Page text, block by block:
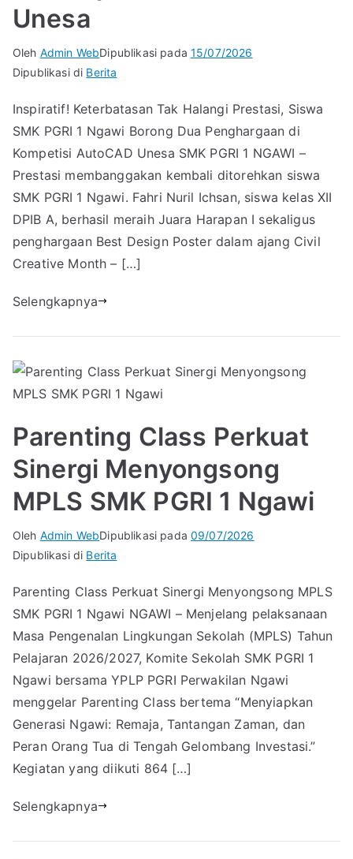
Unesa
Oleh Admin WebDipublikasi pada 15/07/2026
Dipublikasi di Berita
Inspiratif! Keterbatasan Tak Halangi Prestasi, Siswa
SMK PGRI 1 Ngawi Borong Dua Penghargaan di
Kompetisi AutoCAD Unesa SMK PGRI 1 NGAWI –
Prestasi membanggakan kembali ditorehkan siswa
SMK PGRI 1 Ngawi. Fahri Nuril Ichsan, siswa kelas XII
DPIB A, berhasil meraih Juara Harapan I sekaligus
penghargaan Best Design Poster dalam ajang Civil
Creative Month – […]
Selengkapnya
Parenting Class Perkuat
Sinergi Menyongsong
MPLS SMK PGRI 1 Ngawi
Oleh Admin WebDipublikasi pada 09/07/2026
Dipublikasi di Berita
Parenting Class Perkuat Sinergi Menyongsong MPLS
SMK PGRI 1 Ngawi NGAWI – Menjelang pelaksanaan
Masa Pengenalan Lingkungan Sekolah (MPLS) Tahun
Pelajaran 2026/2027, Komite Sekolah SMK PGRI 1
Ngawi bersama YPLP PGRI Perwakilan Ngawi
menggelar Parenting Class bertema “Menyiapkan
Generasi Ngawi: Remaja, Tantangan Zaman, dan
Peran Orang Tua di Tengah Gelombang Investasi.”
Kegiatan yang diikuti 864 […]
Selengkapnya